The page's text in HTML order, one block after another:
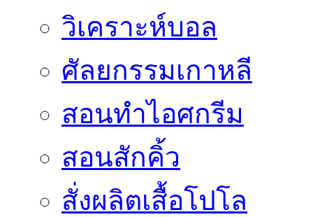
วิเคราะห์บอล
ศัลยกรรมเกาหลี
สอนทำไอศกรีม
สอนสักคิ้ว
สั่งผลิตเสื้อโปโล